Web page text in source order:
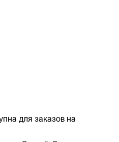
для заказов на